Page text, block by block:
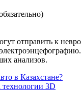
отправить к
анализов.
в Казахстане?
3D